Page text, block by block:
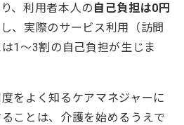
、利用者本人の 自己負担は0円
、実際のサービス利用（訪問
1～3割の自己負担が生じま
をよく知るケアマネジャーに
ことは、介護を始めるうえで